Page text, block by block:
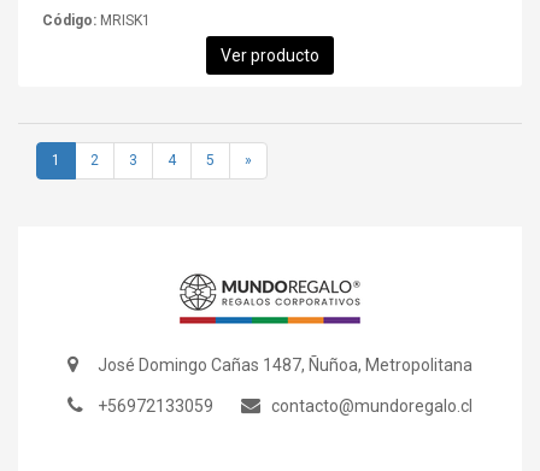
Código: MRISK1
Ver producto
1 2 3 4 5 »
José Domingo Cañas 1487, Ñuñoa, Metropolitana
+56972133059 contacto@mundoregalo.cl